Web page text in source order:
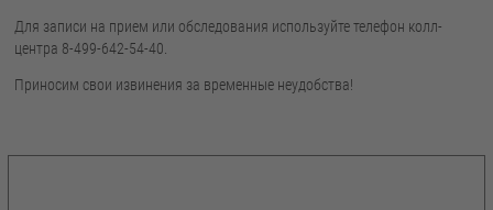
Для записи на прием или обследования используйте телефон колл-
центра 8-499-642-54-40.
Приносим свои извинения за временные неудобства!